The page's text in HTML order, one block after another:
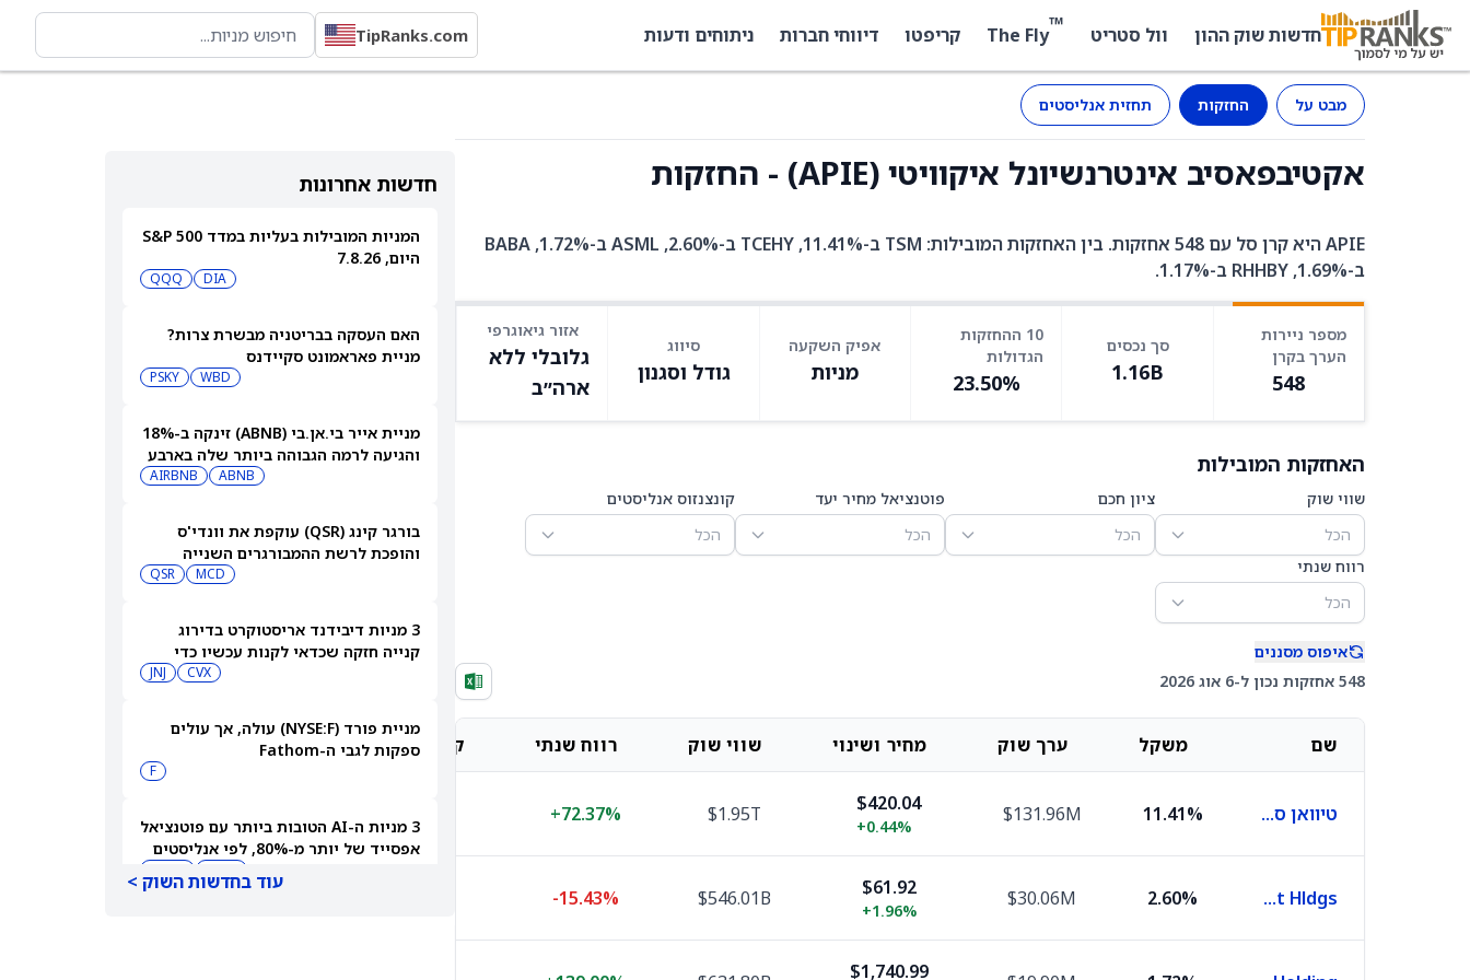
חדשות שוק ההון וול סטריט ™
The Fly קריפטו דיווחי חברות ניתוחים ודעות TipRanks.com
מבט על החזקות תחזית אנליסטים
אקטיבפאסיב אינטרנשיונל איקוויטי (APIE) - החזקות
APIE היא קרן סל עם 548 אחזקות. בין האחזקות המובילות: TSM ב-11.41%, TCEHY ב-2.60%, ASML ב-1.72%, BABA
ב-1.69%, RHHBY ב-1.17%.
מספר ניירות
הערך בקרן
548
סך נכסים
1.16B
10 ההחזקות
הגדולות
23.50%
אפיק השקעה
מניות
סיווג
גודל וסגנון
אזור גיאוגרפי
גלובלי ללא
ארה״ב
האחזקות המובילות
שווי שוק
הכל
ציון חכם
הכל
פוטנציאל מחיר יעד
הכל
קונצנזוס אנליסטים
הכל
רווח שנתי
הכל
איפוס מסננים
548 אחזקות נכון ל-6 אוג 2026
שם משקל ערך שוק מחיר ושינוי שווי שוק רווח שנתי קונצנזוס אנליסטים מחיר יעד אנליסטים
טיוואן סמיקונדקטור מניופקצ'רינג 11.41%
$131.96M
$420.04
+0.44%
$1.95T
+72.37%
Tencent Hldgs
2.60%
$30.06M
$61.92
+1.96%
$546.01B
-15.43%
$106.00
$1,740.99
חדשות אחרונות
המניות המובילות בעליות במדד S&P 500
היום, 7.8.26
DIA
QQQ
האם העסקה בבריטניה מבשרת צרות?
מניית פאראמונט סקיידנס
WBD
PSKY
מניית אייר בי.אן.בי (ABNB) זינקה ב-18%
והגיעה לרמה הגבוהה ביותר שלה בארבע
ABNB
AIRBNB
בורגר קינג (QSR) עוקפת את וונדי'ס
והופכת לרשת ההמבורגרים השנייה
MCD
QSR
3 מניות דיבידנד אריסטוקרט בדירוג
קנייה חזקה שכדאי לקנות עכשיו כדי
CVX
JNJ
מניית פורד (NYSE:F) עולה, אך עולים
ספקות לגבי ה-Fathom
F
3 מניות ה-AI הטובות ביותר עם פוטנציאל
אפסייד של יותר מ-80%, לפי אנליסטים
עוד בחדשות השוק >